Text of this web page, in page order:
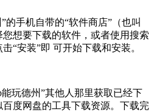
的手机自带的“软件商店”（也叫
想要下载的软件，或者使用搜索
“安装”即 可开始下载和安装。
玩德州”其他人那里获取已经下
度网盘的工具下载资源。下载完